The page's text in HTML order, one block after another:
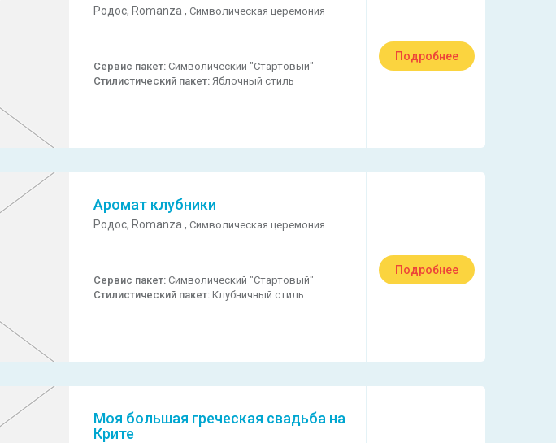
Родос, Romanza ,Символическая церемония
Сервис пакет:Символический "Стартовый"
Стилистический пакет:Яблочный стиль
Подробнее
Аромат клубники
Родос, Romanza ,Символическая церемония
Сервис пакет:Символический "Стартовый"
Стилистический пакет:Клубничный стиль
Подробнее
Моя большая греческая свадьба на
Крите